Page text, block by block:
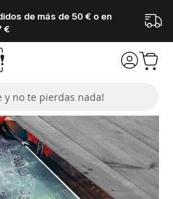
de más de 50 € o en
€